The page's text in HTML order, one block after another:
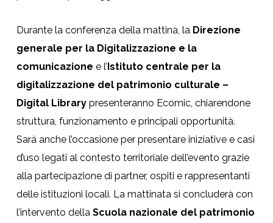
Durante la conferenza della mattina, la Direzione
generale per la Digitalizzazione e la
comunicazione e l’Istituto centrale per la
digitalizzazione del patrimonio culturale –
Digital Librarypresenteranno Ecomic, chiarendone
struttura, funzionamento e principali opportunità.
Sarà anche l’occasione per presentare iniziative e casi
d’uso legati al contesto territoriale dell’evento grazie
alla partecipazione di partner, ospiti e rappresentanti
delle istituzioni locali. La mattinata si concluderà con
l’intervento della Scuola nazionale del patrimonio